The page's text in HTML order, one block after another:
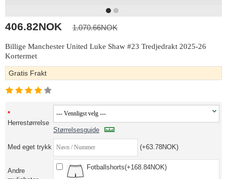
406.82NOK 1.070.66NOK
Billige Manchester United Luke Shaw #23 Tredjedrakt 2025-26
Kortermet
Gratis Frakt
Herrestørrelse
Størrelsesguide
Med eget trykk (+63.78NOK)
Andre
Fotballshorts(+168.84NOK)